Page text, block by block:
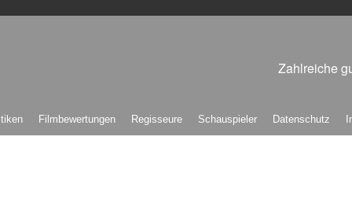
Zahlreiche
Filmbewertungen Regisseure Schauspieler Datenschutz